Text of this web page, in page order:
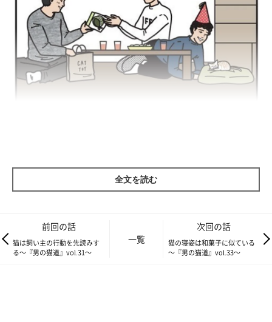
全文を読む
前回の話
猫は飼い主の行動を先読みす
る～『男の猫道』vol.31～
一覧
次回の話
猫の寝姿は和菓子に似ている
～『男の猫道』vol.33～